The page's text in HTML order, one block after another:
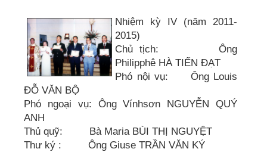
Nhiệm kỳ IV (năm 2011-
2015)
Chủ tịch: Ông
Philipphê HÀ TIẾN ĐẠT
Phó nội vụ: Ông Louis
ĐỖ VĂN BỘ
Phó ngoại vụ: Ông Vínhsơn NGUYỄN QUÝ
ANH
Thủ quỹ: Bà Maria BÙI THỊ NGUYỆT
Thư ký : Ông Giuse TRẦN VĂN KÝ